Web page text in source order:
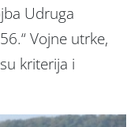
Udruga
Vojne utrke,
kriterija i